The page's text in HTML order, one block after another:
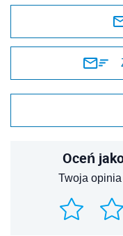
Oceń
Twoja